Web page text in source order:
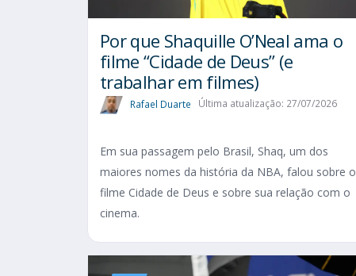
Por que Shaquille O’Neal ama o
filme “Cidade de Deus” (e
trabalhar em filmes)
Rafael Duarte Última atualização: 27/07/2026
Em sua passagem pelo Brasil, Shaq, um dos
maiores nomes da história da NBA, falou sobre o
filme Cidade de Deus e sobre sua relação com o
cinema.